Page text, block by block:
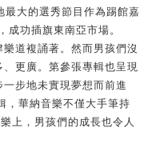
最大的選秀節目作為踢館嘉
成功插旗東南亞市場。
道複誦著。然而男孩們沒
更廣。第參張專輯也呈現
步地未實現夢想而前進
，華納音樂不僅大手筆持
上，男孩們的成長也令人